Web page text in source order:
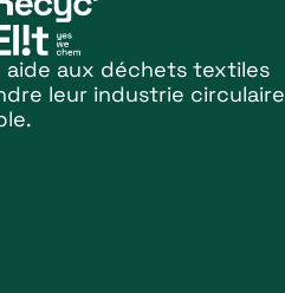
aide aux déchets textiles
leur industrie circulaire